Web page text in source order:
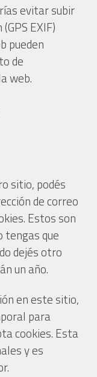
evitar subir
EXIF)
pueden
de
web.
sitio, podés
de correo
Estos son
tengas que
dejés otro
un año.
en este sitio,
para
cookies. Esta
y es